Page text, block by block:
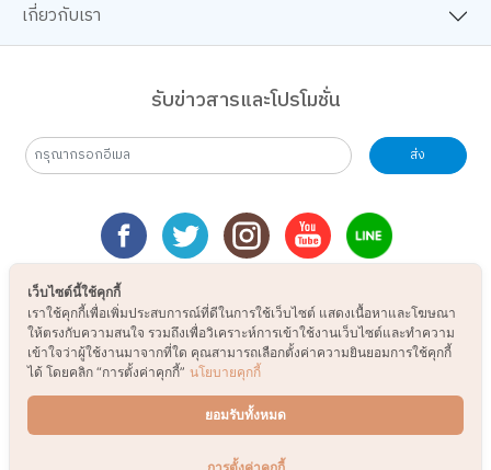
เกี่ยวกับเรา
รับข่าวสารและโปรโมชั่น
ส่ง
เว็บไซต์นี้ใช้คุกกี้
เราใช้คุกกี้เพื่อเพิ่มประสบการณ์ที่ดีในการใช้เว็บไซต์ แสดงเนื้อหาและโฆษณา
ให้ตรงกับความสนใจ รวมถึงเพื่อวิเคราะห์การเข้าใช้งานเว็บไซต์และทำความ
เข้าใจว่าผู้ใช้งานมาจากที่ใด คุณสามารถเลือกตั้งค่าความยินยอมการใช้คุกกี้
ได้ โดยคลิก “การตั้งค่าคุกกี้” นโยบายคุกกี้
ยอมรับทั้งหมด